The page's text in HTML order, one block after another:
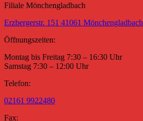
Filiale Mönchengladbach
Erzbergerstr. 151 41061 Mönchengladbach
Öffnungszeiten:
Montag bis Freitag 7:30 – 16:30 Uhr
Samstag 7:30 – 12:00 Uhr
Telefon:
02161 9922480
Fax: